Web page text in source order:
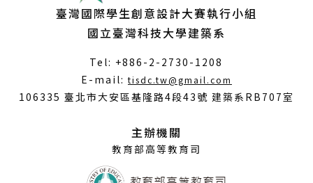
臺灣國際學生創意設計大賽執行小組
國立臺灣科技大學建築系
Tel: +886-2-2730-1208
E-mail:tisdc.tw@gmail.com
開
106335 臺北市大安區基隆路4段43號 建築系RB707室
主辦機關
教育部高等教育司